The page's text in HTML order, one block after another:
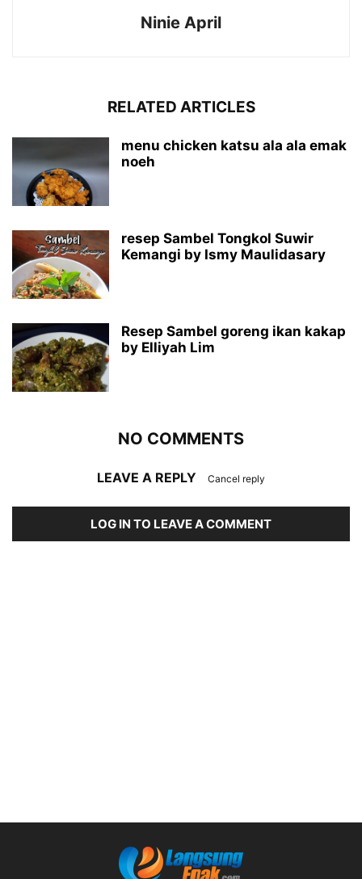
Ninie April
RELATED ARTICLES
menu chicken katsu ala ala emak
noeh
resep Sambel Tongkol Suwir
Kemangi by Ismy Maulidasary
Resep Sambel goreng ikan kakap
by Elliyah Lim
NO COMMENTS
LEAVE A REPLY Cancel reply
LOG IN TO LEAVE A COMMENT